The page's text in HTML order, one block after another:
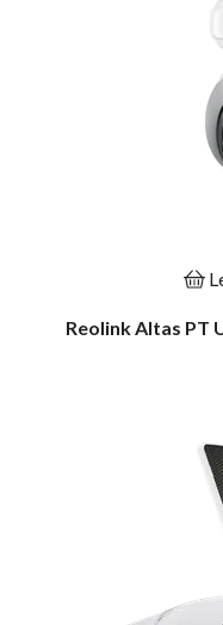
Reolink Altas PT